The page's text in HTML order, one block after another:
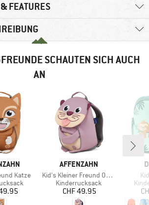
FEATURES
SCHAUTEN SICH AUCH
AN
Katze
Preis
MARKE
AFFENZAHN
Artikel
Kid's Kleiner Freund Otter
Produktgruppe
Kinderrucksack
Preis
CHF 49.95